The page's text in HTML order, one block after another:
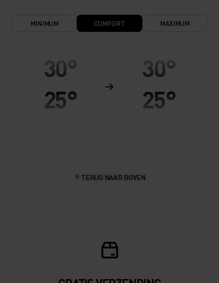
MINIMUM COMFORT MAXIMUM
30°
25°
30°
25°
TERUG NAAR BOVEN